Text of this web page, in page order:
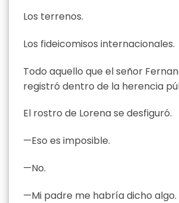
Los terrenos.
Los fideicomisos internacionales.
Todo aquello que el señor
registró dentro de la herencia
El rostro de Lorena se desfiguró.
—Eso es imposible.
—No.
—Mi padre me habría dicho algo.